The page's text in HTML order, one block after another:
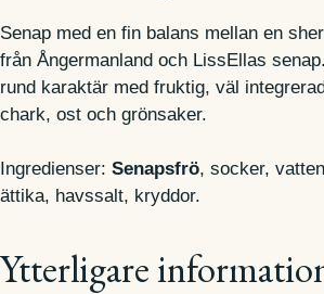
Senap med en fin balans mellan en
från Ångermanland och LissEllas
rund karaktär med fruktig, väl
chark, ost och grönsaker.
Ingredienser: Senapsfrö, socker,
ättika, havssalt, kryddor.
Ytterligare